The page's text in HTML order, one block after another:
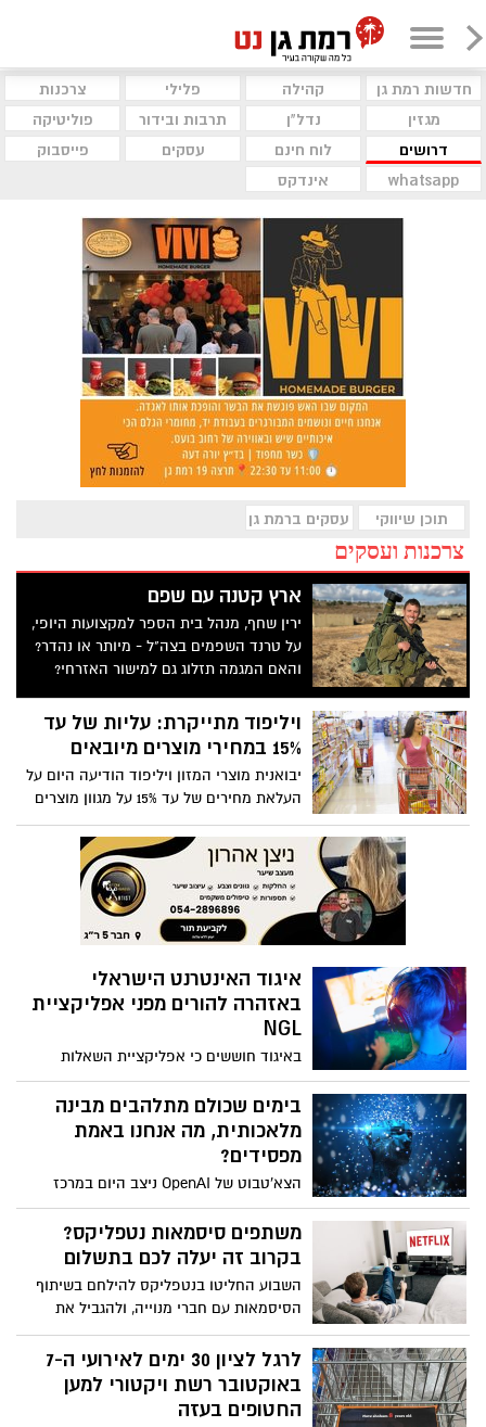
חדשות רמת גן קהילה פלילי
צרכנות
מגזין
נדל"ן תרבות ובידור
פוליטיקה
דרושים
לוח חינם עסקים
פייסבוק
whatsapp
אינדקס
תוכן שיווקי עסקים ברמת גן
צרכנות ועסקים
ארץ קטנה עם שפם
ירין שחף, מנהל בית הספר למקצועות היופי,
על טרנד השפמים בצה"ל - מיותר או נהדר?
והאם המגמה תזלוג גם למישור האזרחי?
ויליפוד מתייקרת: עליות של עד
15% במחירי מוצרים מיובאים
יבואנית מוצרי המזון ויליפוד הודיעה היום על
העלאת מחירים של עד 15% על מגוון מוצרים
מיובאים מהמזרח הרחוק. ההתייקרות תיכנס
לתוקף ב-1 בפברואר ותכלול רטבים, אטריות
להקפצה, סדרת "מנת השף" ועוד.
איגוד האינטרנט הישראלי
באזהרה להורים מפני אפליקציית
NGL
באיגוד חוששים כי אפליקציית השאלות
האנונימיות החדשה עלולה להוביל לבריונות
והטרדה בין ילדים ברשתות החברתיות.
ההמלצה להורים: "בדקו ברגישות אם ילדיכם
משתמשים באפליקציה ותווכו להם את
להקצין תופעות בריונות"
בימים שכולם מתלהבים מבינה
מלאכותית, מה אנחנו באמת
מפסידים?
הצא'טבוט של OpenAI ניצב היום במרכז
תשומת הלב עם יכולת יוצאת דופן ליצור
אינטראקציה בצורת דיאלוג טבעי ולספק
למשתמשים תגובות שיכולות להיראות
המתקדמת הזאת לא מובילה אותנו בדרך
שגויה להתפתחות החשיבה היצירתית?
היצירתית / ד"ר עדי כץ
משתפים סיסמאות נטפליקס?
בקרוב זה יעלה לכם בתשלום
השבוע החליטו בנטפליקס להילחם בשיתוף
הסיסמאות עם חברי מנוייה, ולהגביל את
החשבונות לשימוש של משק בית יחיד.
האפשרות להתחבר למנוי של חבר אינה
מוגבלת לגמרי, אך היא תעלה כסף
לרגל לציון 30 ימים לאירועי ה-7
באוקטובר רשת ויקטורי למען
החטופים בעזה